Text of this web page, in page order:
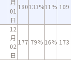
月
01
日
180133%11% 109
12
月
02
日
177 79% 16% 173